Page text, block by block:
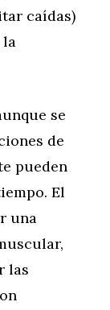
caídas)
la
se
de
pueden
El
una
las